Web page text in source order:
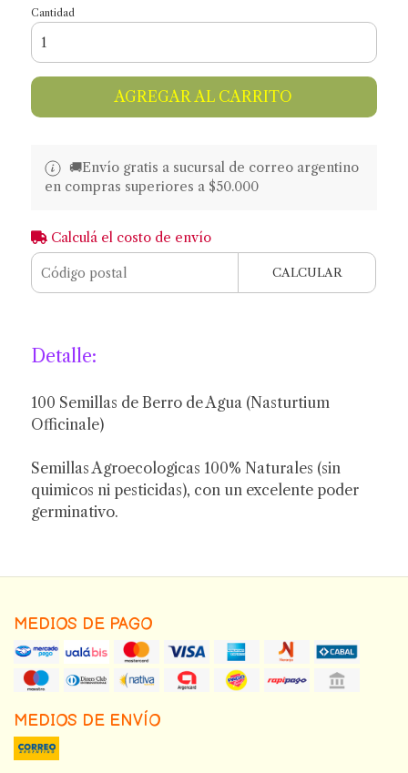
Cantidad
AGREGAR AL CARRITO
🚚​​Envío gratis a sucursal de correo argentino
en compras superiores a $50.000
Calculá el costo de envío
CALCULAR
Detalle:
100 Semillas de Berro de Agua (Nasturtium
Officinale)
Semillas Agroecologicas 100% Naturales (sin
quimicos ni pesticidas), con un excelente poder
germinativo.
MEDIOS DE PAGO
MEDIOS DE ENVÍO